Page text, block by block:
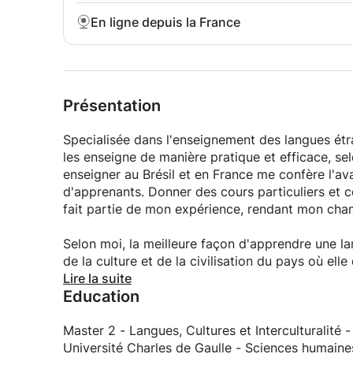
En ligne depuis la France
Présentation
Specialisée dans l'enseignement des langues
les enseigne de manière pratique et efficace,
enseigner au Brésil et en France me confère
d'apprenants. Donner des cours particuliers et
fait partie de mon expérience, rendant mon
Selon moi, la meilleure façon d'apprendre une
de la culture et de la civilisation du pays où
préférence, être accompagné de références
la production et compréhension l'oral, la
Lire la suite
Education
Master 2 - Langues, Cultures et Interculturalité -
Université Charles de Gaulle - Sciences